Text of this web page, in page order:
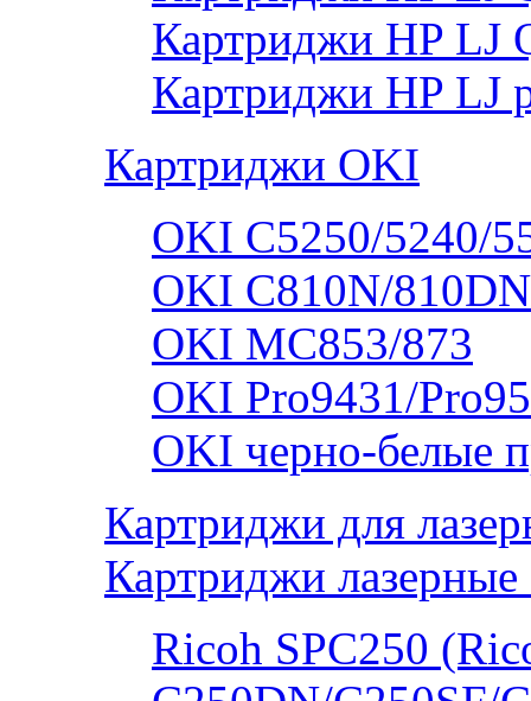
Картриджи HP LJ
Картриджи HP LJ
Картриджи OKI
OKI C5250/5240/
OKI C810N/
OKI MC853/873
OKI Pro9431/
OKI черно-белые
Картриджи для
Картриджи
Ricoh SPC250